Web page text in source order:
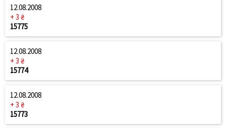
12.08.2008
+ 3 ₴
15775
12.08.2008
+ 3 ₴
15774
12.08.2008
+ 3 ₴
15773